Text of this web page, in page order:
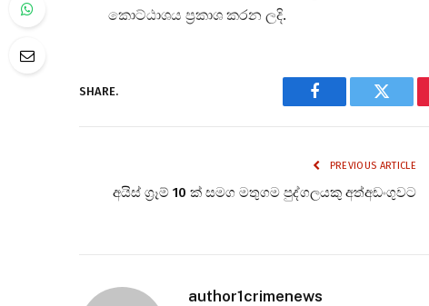
කොට්ඨාශය ප්‍රකාශ කරන ලදි.
SHARE.
Facebook Twitter
PREVIOUS ARTICLE
අයිස් ග්‍රෑම් 10 ක් සමග මතුගම පුද්ගලයකු අත්අඩංගුවට
author1crimenews